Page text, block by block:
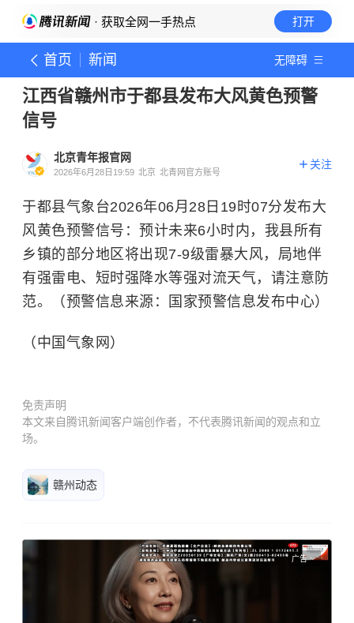
· 获取全网一手热点 打开
首页 新闻 无障碍
江西省赣州市于都县发布大风黄色预警
信号
北京青年报官网
2026年6月28日19:59 北京 北青网官方账号
关注
于都县气象台2026年06月28日19时07分发布大
风黄色预警信号：预计未来6小时内，我县所有
乡镇的部分地区将出现7-9级雷暴大风，局地伴
有强雷电、短时强降水等强对流天气，请注意防
范。（预警信息来源：国家预警信息发布中心）
（中国气象网）
免责声明
本文来自腾讯新闻客户端创作者，不代表腾讯新闻的观点和立
场。
赣州动态
广告